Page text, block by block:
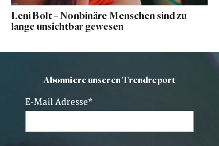
Leni Bolt – Nonbinäre Menschen sind zu
lange unsichtbar gewesen
Abonniere unseren Trendreport
E-Mail Adresse*